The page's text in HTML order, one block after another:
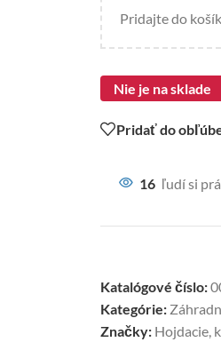
Pridajte do
Nie je na sklade
Pridať do
16 ľudí si
Katalógové číslo:
Kategórie:
Značky: Hojdacie,